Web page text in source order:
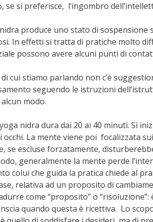
se si preferisce, l’ingombro
produce uno stato di sospensione
In effetti si tratta di pratiche molto
possono avere alcuni punti di
cui stiamo parlando non c’è
seguendo le istruzioni
modo.
nidra dura dai 20 ai 40 minuti. Si
occhi. La mente viene poi focalizzata
se escluse forzatamente,
generalmente la mente perde
colui che guida la pratica chiede al
relativa ad un proposito di
come “proposito” o
quando questa è ricettiva. Lo